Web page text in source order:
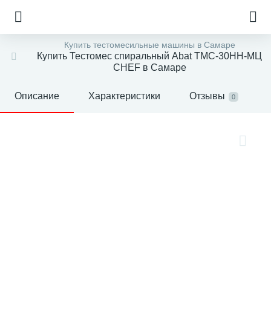
Купить тестомесильные машины в Самаре
Купить Тестомес спиральный Abat ТМС-30НН-МЦ
CHEF в Самаре
Описание Характеристики Отзывы 0